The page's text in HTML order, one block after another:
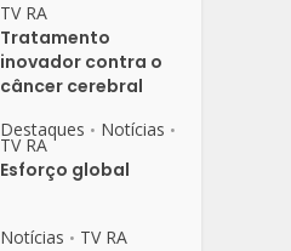
TV RA
Tratamento
inovador contra o
câncer cerebral
Destaques • Notícias •
TV RA
Esforço global
Notícias • TV RA